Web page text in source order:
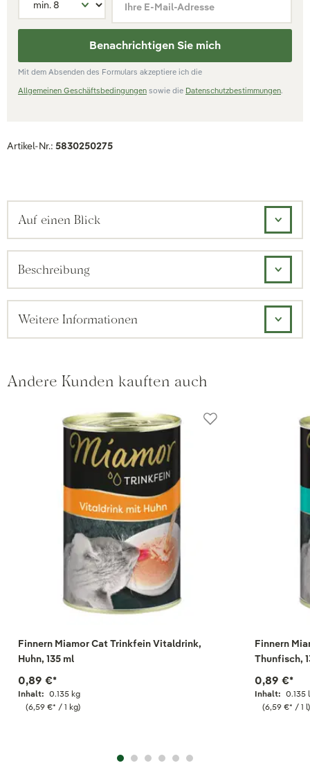
Ihre E-Mail-Adresse
Benachrichtigen Sie mich
Mit dem Absenden des Formulars akzeptiere ich die
Allgemeinen Geschäftsbedingungen sowie die Datenschutzbestimmungen.
Artikel-Nr.: 5830250275
Auf einen Blick
Beschreibung
Weitere Informationen
Andere Kunden kauften auch
Finnern Miamor Cat Trinkfein Vitaldrink,
Huhn, 135 ml
Inhalt: 0.135 kg
(6,59 €* / 1 kg)
0,89 €*
Finnern
Thunfisch,
Inhalt: 0.135 l
(6,59 €* / 1 l)
0,89 €*